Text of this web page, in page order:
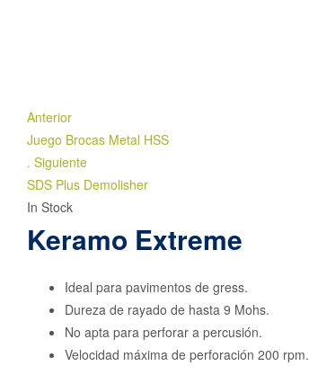
Anterior
Juego Brocas Metal HSS
. Siguiente
SDS Plus Demolisher
In Stock
Keramo Extreme
Ideal para pavimentos de gress.
Dureza de rayado de hasta 9 Mohs.
No apta para perforar a percusión.
Velocidad máxima de perforación 200 rpm.